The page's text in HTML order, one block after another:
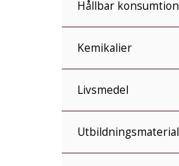
Hållbar konsumtion
Kemikalier
Livsmedel
Utbildningsmaterial